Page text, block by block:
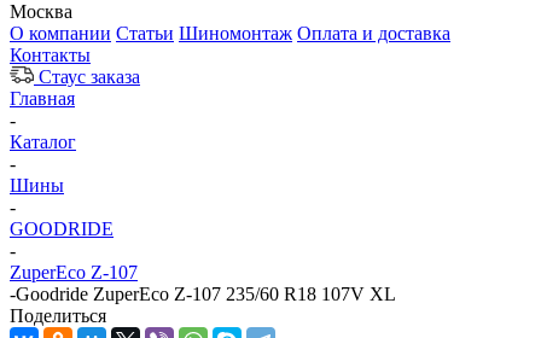
Москва
О компании Статьи Шиномонтаж Оплата и доставка
Контакты
Стаус заказа
Главная
-
Каталог
-
Шины
-
GOODRIDE
-
ZuperEco Z-107
-Goodride ZuperEco Z-107 235/60 R18 107V XL
Поделиться